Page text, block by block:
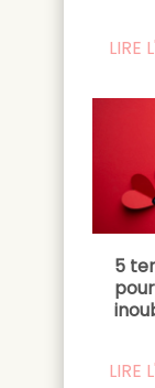
LIRE
5
LIRE